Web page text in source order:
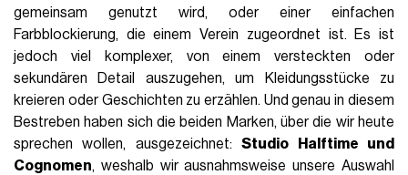
gemeinsam genutzt wird, oder einer einfachen
Farbblockierung, die einem Verein zugeordnet ist. Es ist
jedoch viel komplexer, von einem versteckten oder
sekundären Detail auszugehen, um Kleidungsstücke zu
kreieren oder Geschichten zu erzählen. Und genau in diesem
Bestreben haben sich die beiden Marken, über die wir heute
sprechen wollen, ausgezeichnet:Studio Halftime und
Cognomen, weshalb wir ausnahmsweise unsere Auswahl